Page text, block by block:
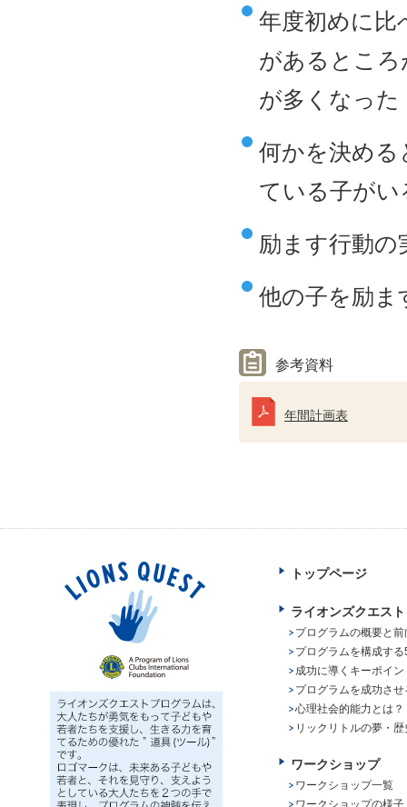
年度初めに比
があるとこ
が多くなった
何かを決める
ている子がい
励ます行動
他の子を励ま
参考資料
年間計画表
トップページ
ライオンズクエス
プログラムの概要と
プログラムを構成す
成功に導くキーポイン
プログラムを成功さ
心理社会的能力とは？
リックリトルの夢・歴
ワークショップ
ワークショップ一覧
ワークショップの様子